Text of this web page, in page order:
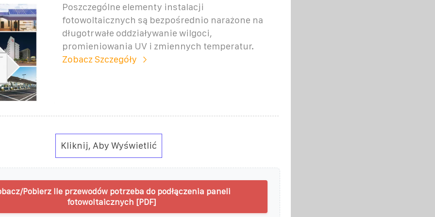
Poszczególne elementy instalacji
fotowoltaicznych są bezpośrednio narażone na
długotrwałe oddziaływanie wilgoci,
promieniowania UV i zmiennych temperatur.
Zobacz Szczegóły
Kliknij, Aby Wyświetlić
Pobierz Ile przewodów potrzeba do podłączenia paneli
fotowoltaicznych [PDF]